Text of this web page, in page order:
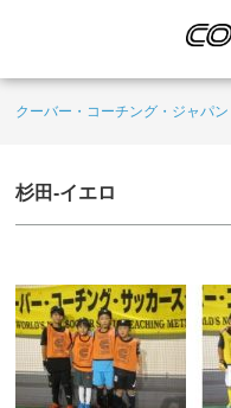
クーバー・コーチング・ジャパン
杉田-イエロ